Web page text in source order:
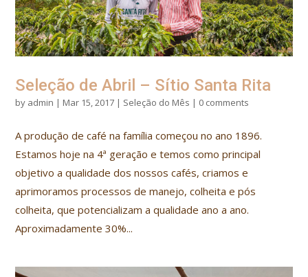
Seleção de Abril – Sítio Santa Rita
by admin | Mar 15, 2017 | Seleção do Mês | 0 comments
A produção de café na família começou no ano 1896.
Estamos hoje na 4ª geração e temos como principal
objetivo a qualidade dos nossos cafés, criamos e
aprimoramos processos de manejo, colheita e pós
colheita, que potencializam a qualidade ano a ano.
Aproximadamente 30%...